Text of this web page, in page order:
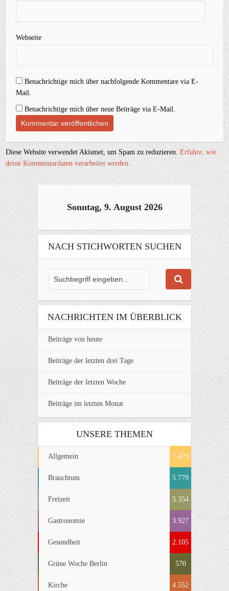
Webseite
Benachrichtige mich über nachfolgende Kommentare via E-
Mail.
Benachrichtige mich über neue Beiträge via E-Mail.
Diese Website verwendet Akismet, um Spam zu reduzieren.Erfahre, wie
deine Kommentardaten verarbeitet werden.
Sonntag, 9. August 2026
NACH STICHWORTEN SUCHEN
NACHRICHTEN IM ÜBERBLICK
Beiträge von heute
Beiträge der letzten drei Tage
Beiträge der letzten Woche
Beiträge im letzten Monat
UNSERE THEMEN
Allgemein 7.479
Brauchtum 5.779
Freizeit 5.354
Gastronomie 3.927
Gesundheit 2.105
Grüne Woche Berlin 570
Kirche 4.552